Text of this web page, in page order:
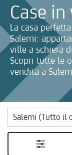
Case
La casa
Salemi:
ville a schiera
Scopri tutte le
vendita a